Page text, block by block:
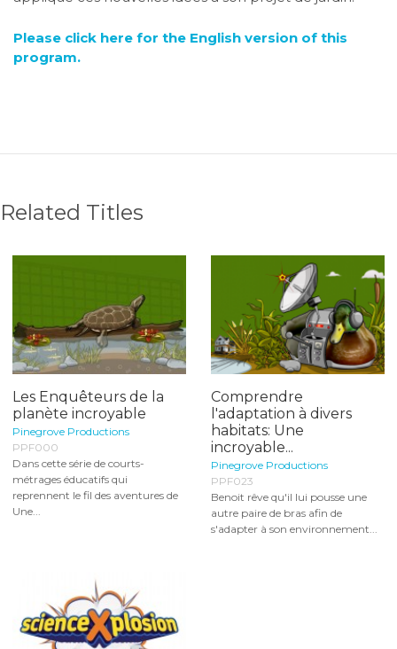
Please click here for the English version of this
program.
Related Titles
Les Enquêteurs de la
planète incroyable
Pinegrove Productions
PPF000
Dans cette série de courts-
métrages éducatifs qui
reprennent le fil des aventures de
Une...
Comprendre
l'adaptation à divers
habitats: Une
incroyable...
Pinegrove Productions
PPF023
Benoit rêve qu'il lui pousse une
autre paire de bras afin de
s'adapter à son environnement...